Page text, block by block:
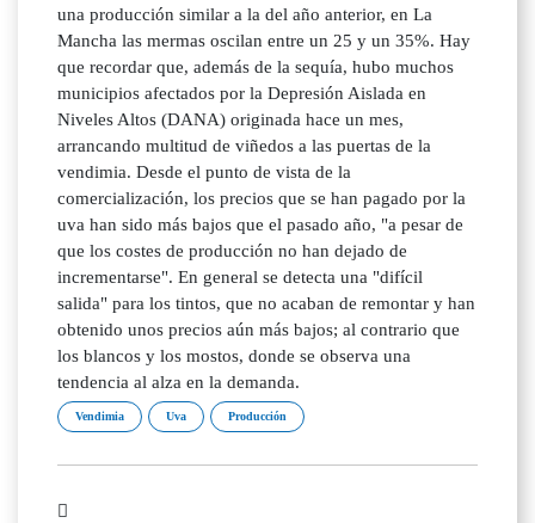
una producción similar a la del año anterior, en La
Mancha las mermas oscilan entre un 25 y un 35%. Hay
que recordar que, además de la sequía, hubo muchos
municipios afectados por la Depresión Aislada en
Niveles Altos (DANA) originada hace un mes,
arrancando multitud de viñedos a las puertas de la
vendimia. Desde el punto de vista de la
comercialización, los precios que se han pagado por la
uva han sido más bajos que el pasado año, "a pesar de
que los costes de producción no han dejado de
incrementarse". En general se detecta una "difícil
salida" para los tintos, que no acaban de remontar y han
obtenido unos precios aún más bajos; al contrario que
los blancos y los mostos, donde se observa una
tendencia al alza en la demanda.
Vendimia Uva Producción